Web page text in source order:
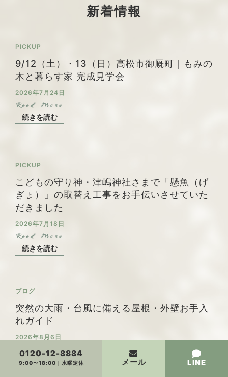
新着情報
PICKUP
9/12（土）・13（日）高松市御厩町｜もみの
木と暮らす家 完成見学会
2026年7月24日
続きを読む
PICKUP
こどもの守り神・津嶋神社さまで「懸魚（げ
ぎょ）」の取替え工事をお手伝いさせていた
だきました
2026年7月18日
続きを読む
ブログ
突然の大雨・台風に備える屋根・外壁お手入
れガイド
2026年8月6日
続きを読む
0120-12-8884
メール
LINE